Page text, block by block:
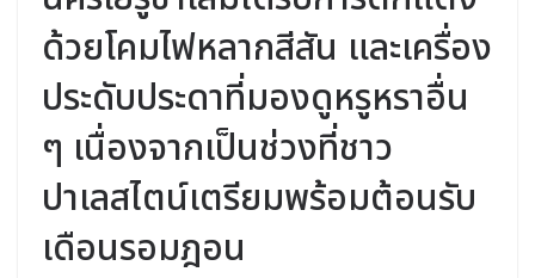
ด้วยโคมไฟหลากสีสัน และเครื่อง
ประดับประดาที่มองดูหรูหราอื่น
ๆ เนื่องจากเป็นช่วงที่ชาว
ปาเลสไตน์เตรียมพร้อมต้อนรับ
เดือนรอมฎอน